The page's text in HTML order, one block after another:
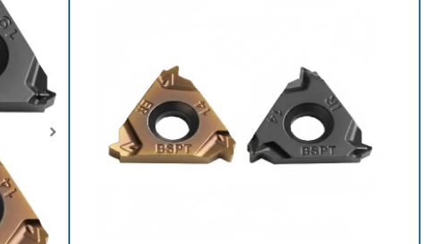
(Inserts de filetage
pour tubes)
Idéal pour : tuyaux de vapeur, raccords de gaz,